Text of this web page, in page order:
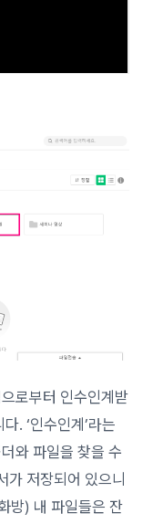
로부터 인수인계받
. ‘인수인계’라는
와 파일을 찾을 수
가 저장되어 있으니
방) 내 파일들은 잔